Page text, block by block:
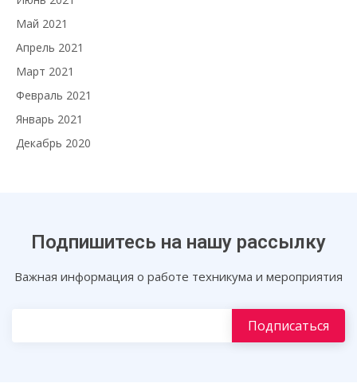
Май 2021
Апрель 2021
Март 2021
Февраль 2021
Январь 2021
Декабрь 2020
Подпишитесь на нашу рассылку
Важная информация о работе техникума и мероприятия